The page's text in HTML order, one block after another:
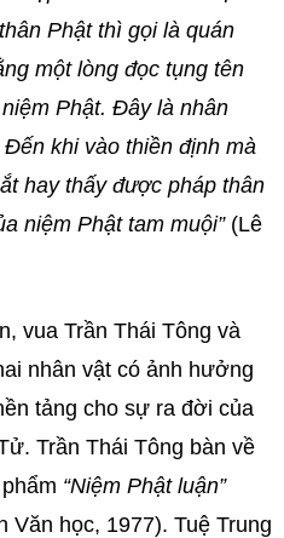
Phật thì gọi là quán
một lòng đọc tụng tên
Phật. Đây là nhân
khi vào thiền định mà
hay thấy được pháp thân
niệm Phật tam muội”(Lê
vua Trần Thái Tông và
nhân vật có ảnh hưởng
tảng cho sự ra đời của
Trần Thái Tông bàn về
“Niệm Phật luận”
Văn học, 1977). Tuệ Trung